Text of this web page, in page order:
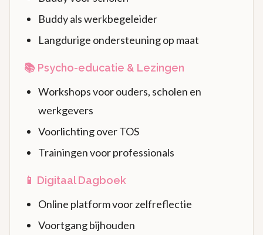
Buddy als werkbegeleider
Langdurige ondersteuning op maat
📚 Psycho-educatie & Lezingen
Workshops voor ouders, scholen en
werkgevers
Voorlichting over TOS
Trainingen voor professionals
📱 Digitaal Dagboek
Online platform voor zelfreflectie
Voortgang bijhouden